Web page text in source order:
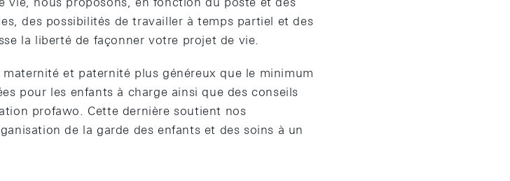
des possibilités de travailler à temps partiel et des
la liberté de façonner votre projet de vie.
et paternité plus généreux que le minimum
pour les enfants à charge ainsi que des conseils
profawo. Cette dernière soutient nos
de la garde des enfants et des soins à un